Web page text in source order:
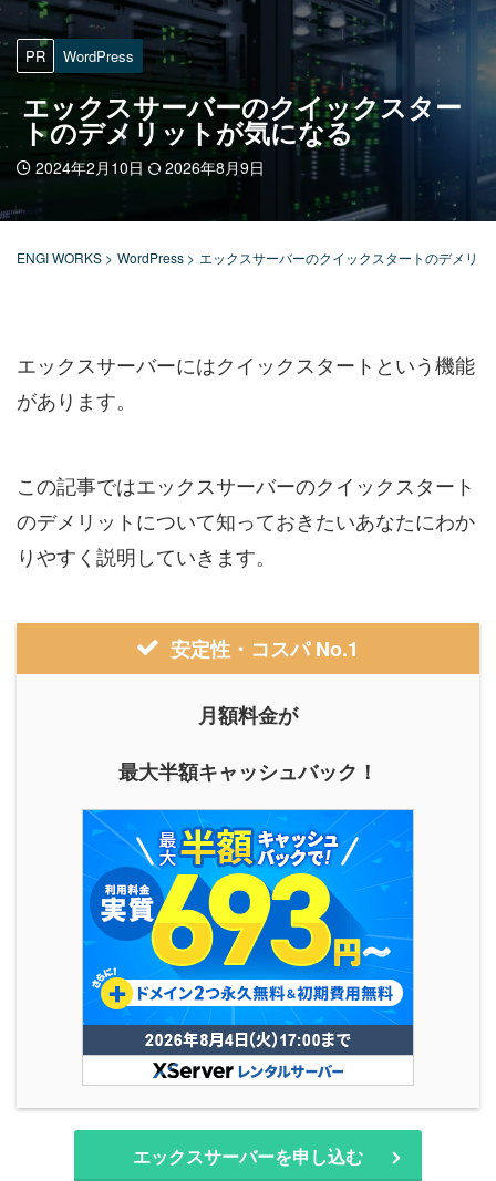
PR WordPress
エックスサーバーのクイックスター
トのデメリットが気になる
2024年2月10日 2026年8月9日
ENGI WORKS > WordPress > エックスサーバーのクイックスタートのデメリ
エックスサーバーにはクイックスタートという機能
があります。
この記事ではエックスサーバーのクイックスタート
のデメリットについて知っておきたいあなたにわか
りやすく説明していきます。
安定性・コスパ No.1
月額料金が
最大半額キャッシュバック！
エックスサーバーを申し込む